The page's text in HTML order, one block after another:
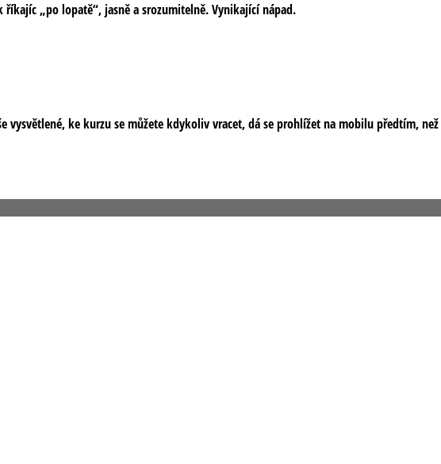
„po lopatě“, jasně a srozumitelně. Vynikající nápad.
ke kurzu se můžete kdykoliv vracet, dá se prohlížet na mobilu předtím,